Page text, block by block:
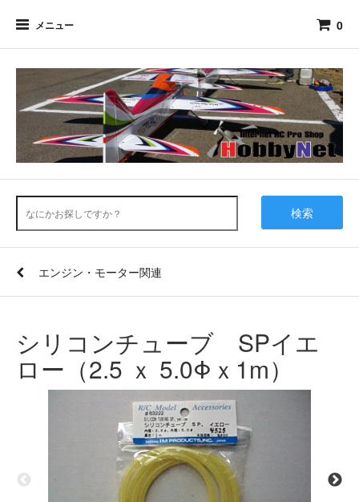
メニュー 0
検索
エンジン・モーター関連
シリコンチューブ SPイエ
ロー（2.5 ｘ 5.0Φｘ1m）